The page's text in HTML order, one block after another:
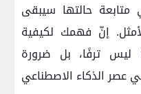
حالتها سيبقى
إنّ فهمك لكيفية
ليس ترفًا، بل ضرورة